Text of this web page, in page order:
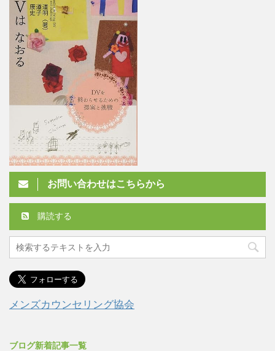
お問い合わせはこちらから
購読する
メンズカウンセリング協会
ブログ新着記事一覧